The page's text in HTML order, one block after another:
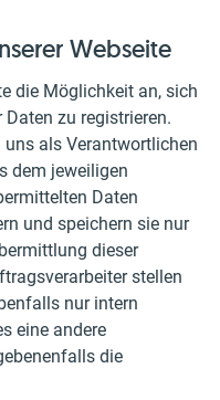
Webseite
die Möglichkeit an, sich
zu registrieren.
als Verantwortlichen
dem jeweiligen
Daten
und speichern sie nur
dieser
stellen
nur intern
eine andere
die